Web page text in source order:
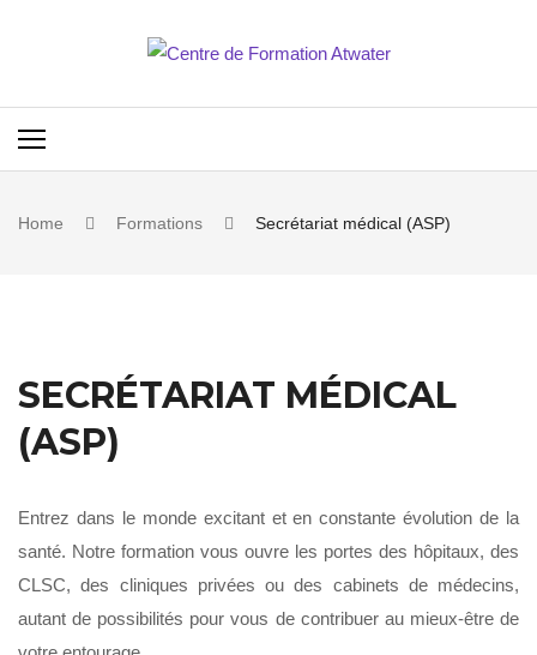
Home Formations Secrétariat médical (ASP)
SECRÉTARIAT MÉDICAL
(ASP)
Entrez dans le monde excitant et en constante évolution de la
santé. Notre formation vous ouvre les portes des hôpitaux, des
CLSC, des cliniques privées ou des cabinets de médecins,
autant de possibilités pour vous de contribuer au mieux-être de